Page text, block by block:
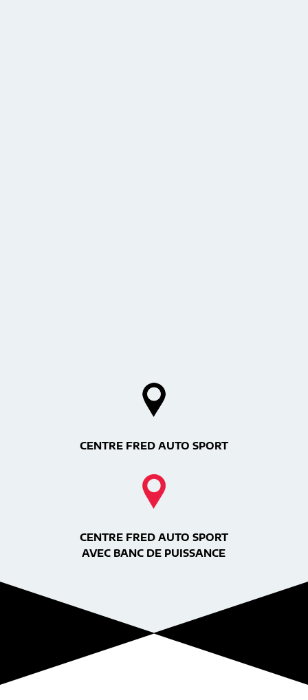
CENTRE FRED AUTO SPORT
CENTRE FRED AUTO SPORT
AVEC BANC DE PUISSANCE